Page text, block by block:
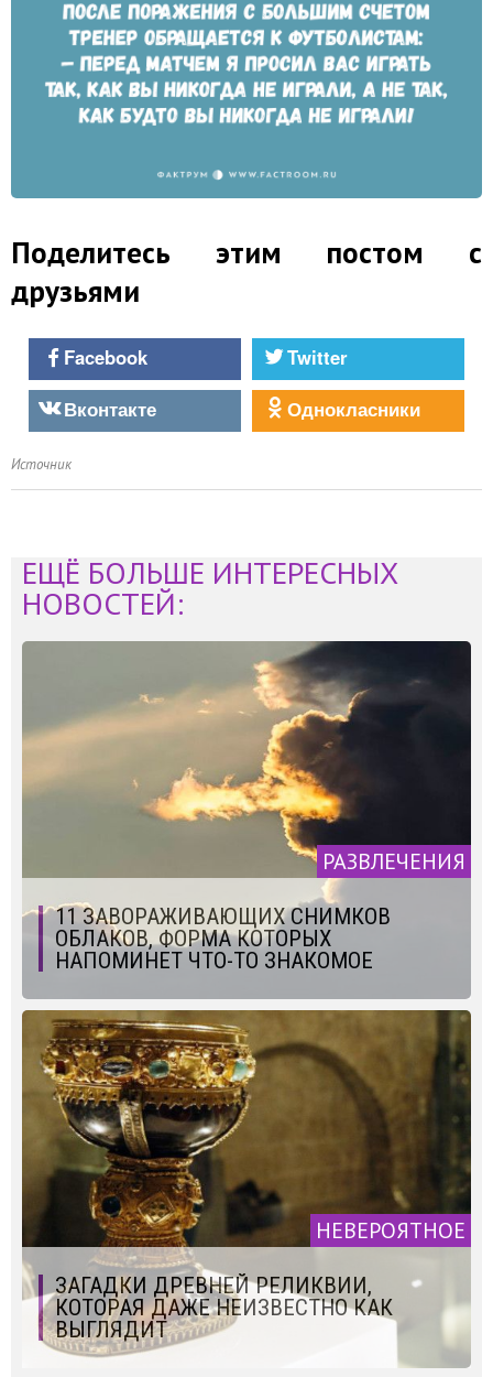
Поделитесь этим постом с
друзьями
Facebook
Twitter
Вконтакте
Однокласники
Источник
ЕЩЁ БОЛЬШЕ ИНТЕРЕСНЫХ
НОВОСТЕЙ:
РАЗВЛЕЧЕНИЯ
11 ЗАВОРАЖИВАЮЩИХ СНИМКОВ
ОБЛАКОВ, ФОРМА КОТОРЫХ
НАПОМИНЕТ ЧТО-ТО ЗНАКОМОЕ
НЕВЕРОЯТНОЕ
ЗАГАДКИ ДРЕВНЕЙ РЕЛИКВИИ,
КОТОРАЯ ДАЖЕ НЕИЗВЕСТНО КАК
ВЫГЛЯДИТ